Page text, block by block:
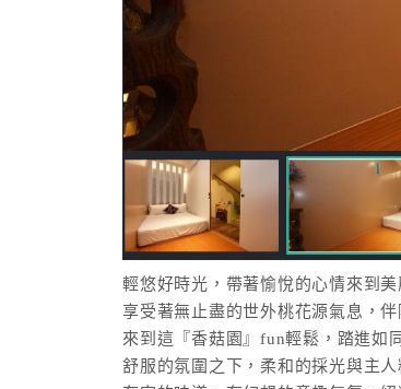
輕悠好時光，帶著愉悅的心情來到美
享受著無止盡的世外桃花源氣息，伴
來到這『香菇園』fun輕鬆，踏進如
舒服的氛圍之下，柔和的採光與主人